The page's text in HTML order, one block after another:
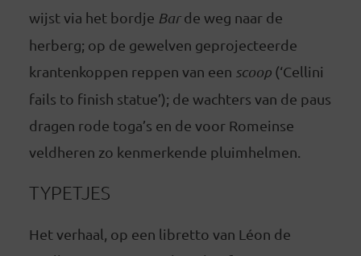
wijst via het bordje Barde weg naar de
herberg; op de gewelven geprojecteerde
krantenkoppen reppen van een scoop(‘Cellini
fails to finish statue’); de wachters van de paus
dragen rode toga’s en de voor Romeinse
veldheren zo kenmerkende pluimhelmen.
TYPETJES
Het verhaal, op een libretto van Léon de